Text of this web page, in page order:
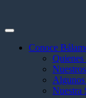
Conoce
Quienes
Algunos
Nuestra